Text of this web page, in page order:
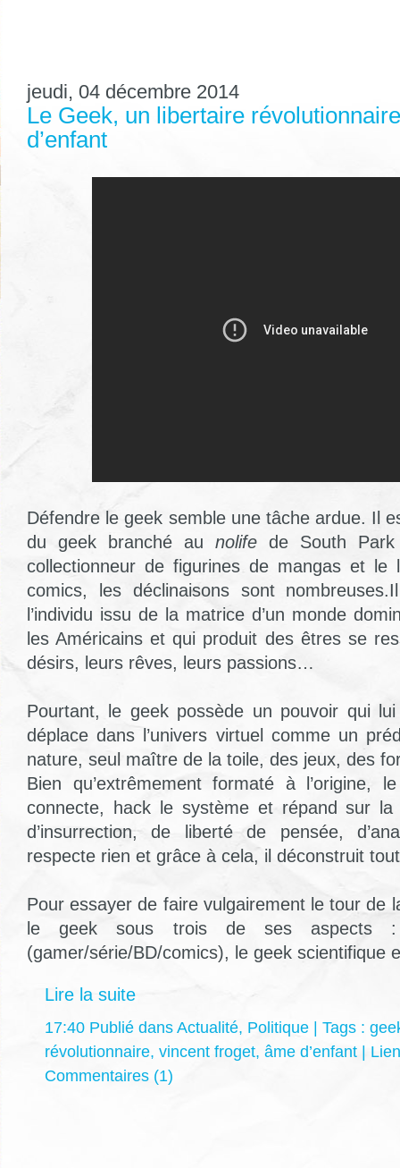
jeudi, 04 décembre 2014
Le Geek, un libertaire
d’enfant
Défendre le geek semble une tâche ardue. Il
du geek branché au nolife de South
collectionneur de figurines de mangas et le
comics, les déclinaisons sont
l’individu issu de la matrice d’un monde
les Américains et qui produit des êtres se
désirs, leurs rêves, leurs passions…
Pourtant, le geek possède un pouvoir qui
déplace dans l’univers virtuel comme un
nature, seul maître de la toile, des jeux, des
Bien qu’extrêmement formaté à l’origine,
connecte, hack le système et répand sur
d’insurrection, de liberté de pensée,
respecte rien et grâce à cela, il déconstruit
Pour essayer de faire vulgairement le tour de
le geek sous trois de ses aspects
(gamer/série/BD/comics), le geek scientifique
Lire la suite
17:40 Publié dans Actualité, Politique | Tags :
révolutionnaire, vincent froget, âme d’enfant |
Commentaires (1)